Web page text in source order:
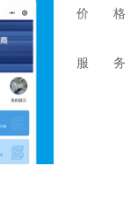
价 格
服 务